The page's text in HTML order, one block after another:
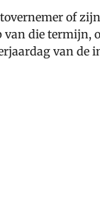
of
van die termijn,
van de